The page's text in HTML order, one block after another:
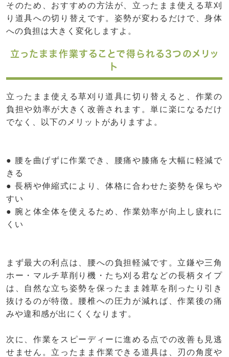
そのため、おすすめの方法が、立ったまま使える草刈
り道具への切り替えです。姿勢が変わるだけで、身体
への負担は大きく変化しますよ。
立ったまま作業することで得られる3つのメリッ
ト
立ったまま使える草刈り道具に切り替えると、作業の
負担や効率が大きく改善されます。単に楽になるだけ
でなく、以下のメリットがありますよ。
● 腰を曲げずに作業でき、腰痛や膝痛を大幅に軽減で
きる
● 長柄や伸縮式により、体格に合わせた姿勢を保ちや
すい
● 腕と体全体を使えるため、作業効率が向上し疲れに
くい
まず最大の利点は、腰への負担軽減です。立鎌や三角
ホー・マルチ草削り機・たち刈る君などの長柄タイプ
は、自然な立ち姿勢を保ったまま雑草を削ったり引き
抜けるのが特徴。腰椎への圧力が減れば、作業後の痛
みや違和感が出にくくなります。
次に、作業をスピーディーに進める点での改善も見逃
せません。立ったまま作業できる道具は、刃の角度や